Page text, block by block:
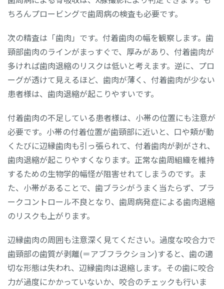
ちろんプロービングで歯周病の検査も必要です。
次の精査は「歯肉」です。付着歯肉の幅を観察します。歯
頸部歯肉のラインがまっすぐで、厚みがあり、付着歯肉が
多ければ歯肉退縮のリスクは低いと考えます。逆に、プロ
ーグが透けて見えるほど、歯肉が薄く、付着歯肉が少ない
患者様は、歯肉退縮が起こりやすいです。
付着歯肉の不足している患者様は、小帯の位置にも注意が
必要です。小帯の付着位置が歯頸部に近いと、口や頬が動
くたびに辺縁歯肉も引っ張られて、付着歯肉が剥がされ、
歯肉退縮が起こりやすくなります。正常な歯周組織を維持
するための生物学的幅怪が阻害せれてしまうのです。ま
た、小帯があることで、歯ブラシがうまく当たらず、プラ
ークコントロール不良となり、歯周病発症による歯肉退縮
のリスクも上がります。
辺縁歯肉の周囲も注意深く見てください。過度な咬合力で
歯頸部の歯質が剥離(＝アブフラクション)すると、歯の適
切な形態は失われ、辺縁歯肉は退縮します。その歯に咬合
力が過度にかかっていないか、咬合のチェックも行いま